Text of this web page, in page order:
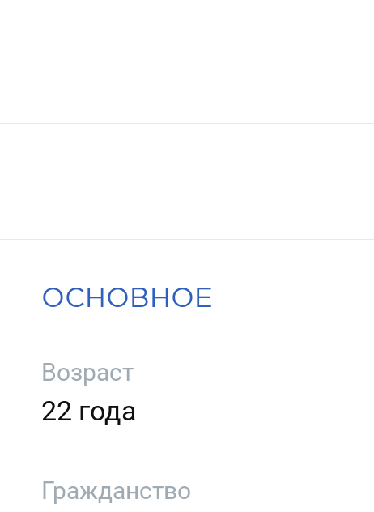
ОСНОВНОЕ
Возраст
22 года
Гражданство